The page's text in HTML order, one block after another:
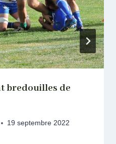
bredouilles de
19 septembre 2022